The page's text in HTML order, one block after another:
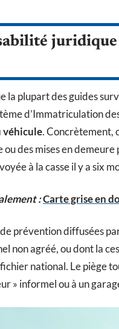
la plupart des guides
d’Immatriculation
véhicule. Concrètement,
ou des mises en
à la casse il y a six
:Carte grise en
prévention diffusées
non agréé, ou dont la
national. Le piège
» informel ou à un